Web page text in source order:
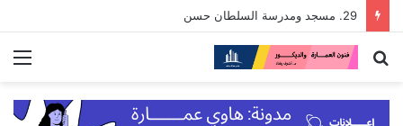
29. مسجد ومدرسة السلطان حسن
بحث